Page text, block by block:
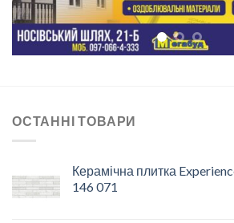
ОСТАННІ ТОВАРИ
Керамічна плитка
146 071